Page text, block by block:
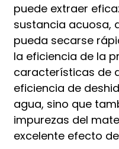
puede extraer
sustancia acuosa,
pueda secarse
la eficiencia de la
características de
eficiencia de
agua, sino que
impurezas del
excelente efecto